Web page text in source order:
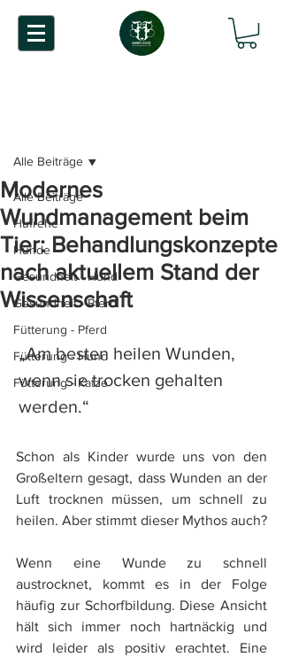
Alle Beiträge
Hufrehe
Hunde
Gesundheit - Hund
Gesundheit - Pferd
Fütterung - Pferd
Fütterung - Hund
Fütterung - Katze
Alle Beiträge
Modernes
Wundmanagement beim
Tier: Behandlungskonzepte
nach aktuellem Stand der
Wissenschaft
„Am besten heilen Wunden,
wenn sie trocken gehalten
werden.“
Schon als Kinder wurde uns von den
Großeltern gesagt, dass Wunden an der
Luft trocknen müssen, um schnell zu
Wenn eine Wunde zu schnell
austrocknet, kommt es in der Folge
häufig zur Schorfbildung. Diese Ansicht
hält sich immer noch hartnäckig und
wird leider als positiv erachtet. Eine